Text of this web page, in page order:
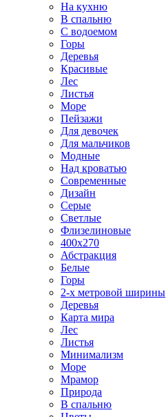
На кухню
В спальню
С водоемом
Горы
Деревья
Красивые
Лес
Листья
Море
Пейзажи
Для девочек
Для мальчиков
Модные
Над кроватью
Современные
Дизайн
Серые
Светлые
Флизелиновые
400х270
Абстракция
Белые
Горы
2-х метровой ширины
Деревья
Карта мира
Лес
Листья
Минимализм
Море
Мрамор
Природа
В спальню